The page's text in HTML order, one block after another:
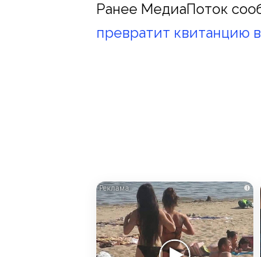
Ранее МедиаПоток
превратит квитанцию
i